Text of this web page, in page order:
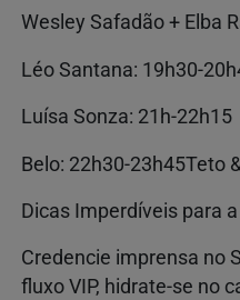
Wesley Safadão + Elba
Léo Santana: 19h30-
Luísa Sonza: 21h-22h15
Belo: 22h30-23h45Teto
Dicas Imperdíveis para
Credencie imprensa no
fluxo VIP, hidrate-se no